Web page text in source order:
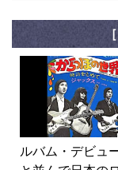
ルバム・デビュ